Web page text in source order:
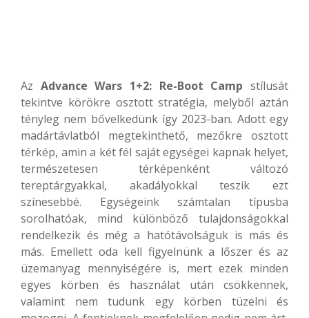
Az Advance Wars 1+2: Re-Boot Camp stílusát
tekintve körökre osztott stratégia, melyből aztán
tényleg nem bővelkedünk így 2023-ban. Adott egy
madártávlatból megtekinthető, mezőkre osztott
térkép, amin a két fél saját egységei kapnak helyet,
természetesen térképenként változó
tereptárgyakkal, akadályokkal teszik ezt
színesebbé. Egységeink számtalan típusba
sorolhatóak, mind különböző tulajdonságokkal
rendelkezik és még a hatótávolságuk is más és
más. Emellett oda kell figyelnünk a lőszer és az
üzemanyag mennyiségére is, mert ezek minden
egyes körben és használat után csökkennek,
valamint nem tudunk egy körben tüzelni és